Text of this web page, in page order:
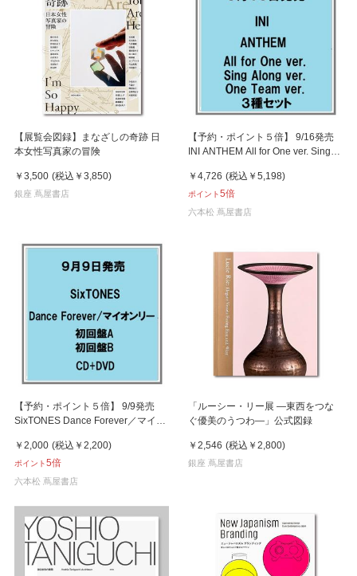
【展覧会図録】まなざしの奇跡 日
本女性写真家の冒険
￥3,500 (税込 ￥3,850)
銀座 蔦屋書店
【予約・ポイント５倍】 9/16発売
INI ANTHEM All for One ver. Sing
ト シングル
￥4,726 (税込 ￥5,198)
ポイント5倍
六本松 蔦屋書店
【予約・ポイント５倍】 9/9発売
SixTONES Dance Forever／マイオ
ングル
￥2,000 (税込 ￥2,200)
ポイント5倍
六本松 蔦屋書店
「ルーシー・リー展 ―東西をつな
ぐ優美のうつわ―」公式図録
￥2,546 (税込 ￥2,800)
銀座 蔦屋書店